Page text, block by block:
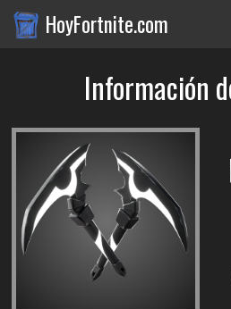
HoyFortnite.com
Información